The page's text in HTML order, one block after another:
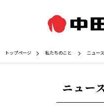
トップページ 私たちのこと ニュー
ニュー